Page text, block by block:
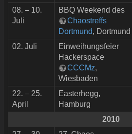
08. – 10.
Juli
BBQ Weekend des
Chaostreffs
Dortmund, Dortmund
02. Juli
Einweihungsfeier
Hackerspace
CCCMz,
Wiesbaden
22. – 25.
April
Easterhegg,
Hamburg
2010